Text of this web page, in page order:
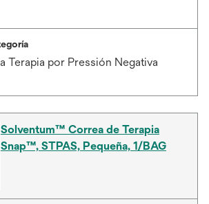
Terapia por Pressión Negativa
Solventum™ Correa de Terapia
Snap™, STPAS, Pequeña, 1/BAG